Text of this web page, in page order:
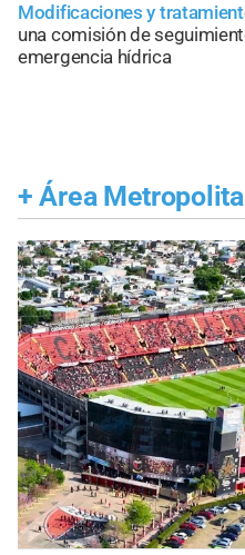
Modificaciones y
una comisión de
emergencia hídrica
+ Área